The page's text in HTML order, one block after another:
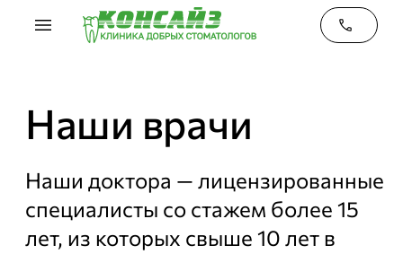
menu phone
Наши врачи
Наши доктора — лицензированные
специалисты со стажем более 15
лет, из которых свыше 10 лет в